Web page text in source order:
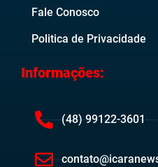
Fale Conosco
Politica de Privacidade
Informações:
(48) 99122-3601